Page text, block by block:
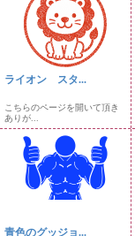
ライオン スタ...
こちらのページを開いて頂き
ありが...
青色のグッジョ...